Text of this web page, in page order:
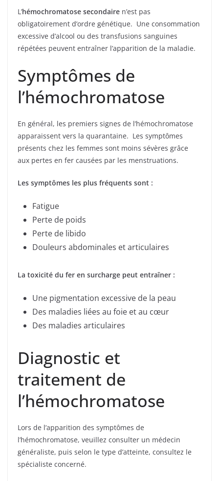
L’hémochromatose secondaire n’est pas
obligatoirement d’ordre génétique. Une consommation
excessive d’alcool ou des transfusions sanguines
répétées peuvent entraîner l’apparition de la maladie.
Symptômes de
l’hémochromatose
En général, les premiers signes de l’hémochromatose
apparaissent vers la quarantaine. Les symptômes
présents chez les femmes sont moins sévères grâce
aux pertes en fer causées par les menstruations.
Les symptômes les plus fréquents sont :
Fatigue
Perte de poids
Perte de libido
Douleurs abdominales et articulaires
La toxicité du fer en surcharge peut entraîner :
Une pigmentation excessive de la peau
Des maladies liées au foie et au cœur
Des maladies articulaires
Diagnostic et
traitement de
l’hémochromatose
Lors de l’apparition des symptômes de
l’hémochromatose, veuillez consulter un médecin
généraliste, puis selon le type d’atteinte, consultez le
spécialiste concerné.